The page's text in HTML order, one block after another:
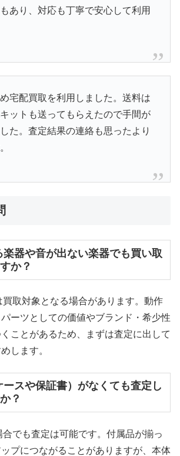
あり、対応も丁寧で安心して利用
宅配買取を利用しました。送料は
ットも送ってもらえたので手間が
た。査定結果の連絡も思ったより
器や音が出ない楽器でも買い取
か？
取対象となる場合があります。動作
ーツとしての価値やブランド・希少性
ことがあるため、まずは査定に出して
します。
スや保証書）がなくても査定し
？
でも査定は可能です。付属品が揃っ
プにつながることがありますが、本体